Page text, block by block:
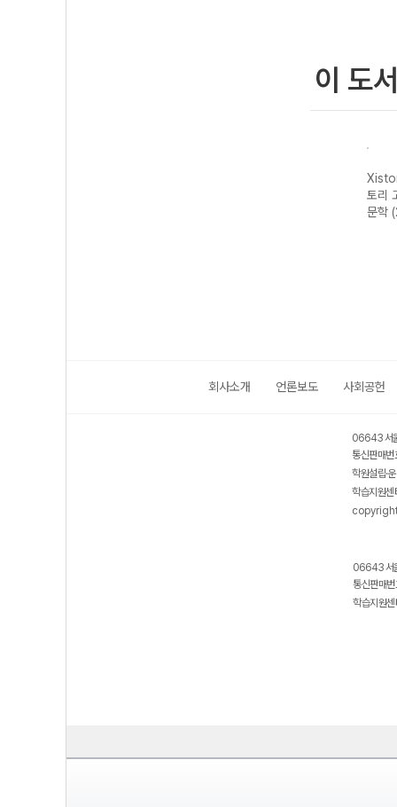
이 도
토리
문학
회사소개 언론보도 사회공헌
06643 서
통신판매
학원설립·
학습지원
06643 서
통신판매
학습지원